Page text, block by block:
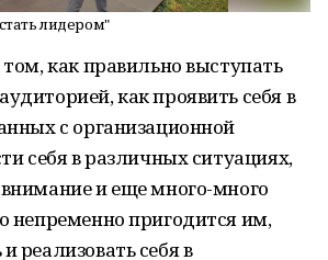
лидером"
как правильно выступать
как проявить себя в
с организационной
себя в различных ситуациях,
и еще много-много
непременно пригодится им,
реализовать себя в